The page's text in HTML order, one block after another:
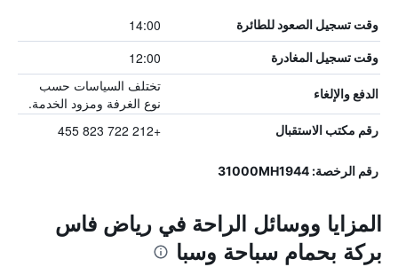
وقت تسجيل الصعود للطائرة 14:00
وقت تسجيل المغادرة 12:00
الدفع والإلغاء
تختلف السياسات حسب
نوع الغرفة ومزود الخدمة.
رقم مكتب الاستقبال +212 722 823 455
رقم الرخصة: 31000MH1944
المزايا ووسائل الراحة في رياض فاس
بركة بحمام سباحة وسبا